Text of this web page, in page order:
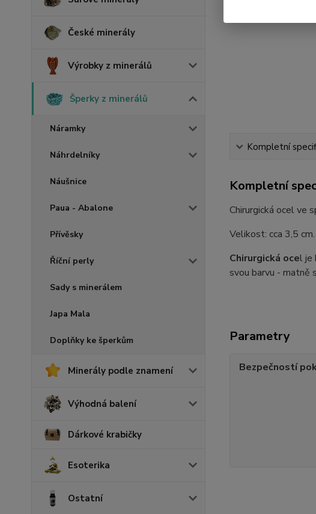
České minerály
Výrobky z minerálů
Šperky z minerálů
Náramky
Náhrdelníky
Náušnice
Paua - Abalone
Přívěsky
Říční perly
Sady s minerálem
Japa Mala
Doplňky ke šperkům
Minerály podle znamení
Výhodná balení
Dárkové krabičky
Esoterika
Ostatní
Kompletní
Kompletní
Chirurgická ocel ve
Velikost: cca 3,5 cm.
Chirurgická ocel je
svou barvu - matně
Parametry
Bezpečností